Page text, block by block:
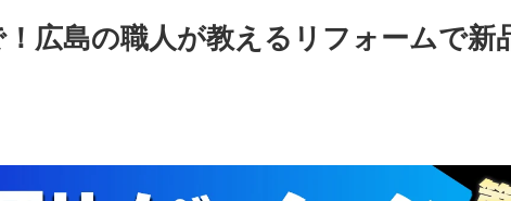
広島の職人が教えるリフォームで新